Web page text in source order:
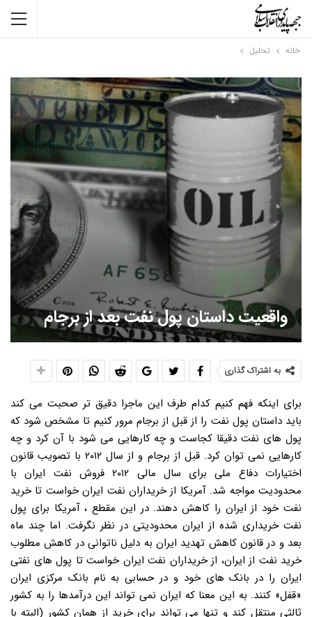
خانه تحلیل
واقعیت داستان پول نفت بعد از برجام
به اشتراک گذاری
برای اینکه فهم کنیم کدام طرف این ماجرا دقیق تر صحبت می کند
باید داستان پول نفت را از قبل از برجام مرور کنیم تا مشخص شود که
پول های نفت دقیقا کجاست و چه کارهایی می شود با آن کرد و چه
کارهایی نمی توان کرد. قبل از برجام و از سال ۲۰۱۲ با تصویب قانون
اختیارات دفاع ملی برای سال مالی ۲۰۱۲ فروش نفت ایران با
محدودیت مواجه شد. آمریکا از خریداران نفت ایران خواست تا خرید
نفت خود از ایران را کاهش دهند. در این مقطع ، آمریکا برای پول
نفت خریداری شده از ایران محدودیتی در نظر نگرفت. اما چند ماه
بعد و در قانون کاهش تهدید ایران به دلیل ناتوانی در کاهش مطلوب
خرید نفت از ایران، از خریداران نفت ایران خواست تا پول های نفتی
ایران را در بانک های خود و در حسابی به نام بانک مرکزی ایران
«قفل» کنند. به این معنا که ایران نمی تواند این درآمدها را به کشور
ثالثی منتقل کند و تنها می تواند برای خرید از همان کشور (البته با